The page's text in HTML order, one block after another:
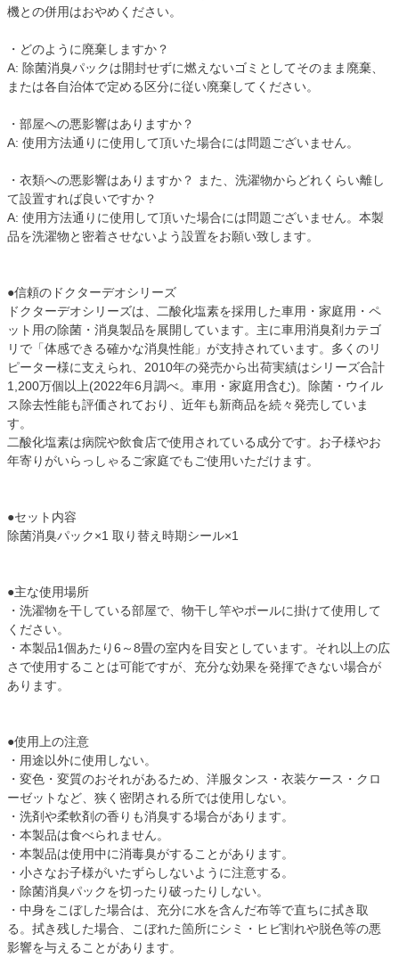
機との併用はおやめください。
・どのように廃棄しますか？
A: 除菌消臭パックは開封せずに燃えないゴミとしてそのまま廃棄、
または各自治体で定める区分に従い廃棄してください。
・部屋への悪影響はありますか？
A: 使用方法通りに使用して頂いた場合には問題ございません。
・衣類への悪影響はありますか？ また、洗濯物からどれくらい離し
て設置すれば良いですか？
A: 使用方法通りに使用して頂いた場合には問題ございません。本製
品を洗濯物と密着させないよう設置をお願い致します。
●信頼のドクターデオシリーズ
ドクターデオシリーズは、二酸化塩素を採用した車用・家庭用・ペ
ット用の除菌・消臭製品を展開しています。主に車用消臭剤カテゴ
リで「体感できる確かな消臭性能」が支持されています。多くのリ
ピーター様に支えられ、2010年の発売から出荷実績はシリーズ合計
1,200万個以上(2022年6月調べ。車用・家庭用含む)。除菌・ウイル
ス除去性能も評価されており、近年も新商品を続々発売していま
す。
二酸化塩素は病院や飲食店で使用されている成分です。お子様やお
年寄りがいらっしゃるご家庭でもご使用いただけます。
●セット内容
除菌消臭パック×1 取り替え時期シール×1
●主な使用場所
・洗濯物を干している部屋で、物干し竿やポールに掛けて使用して
ください。
・本製品1個あたり6～8畳の室内を目安としています。それ以上の広
さで使用することは可能ですが、充分な効果を発揮できない場合が
あります。
●使用上の注意
・用途以外に使用しない。
・変色・変質のおそれがあるため、洋服タンス・衣装ケース・クロ
ーゼットなど、狭く密閉される所では使用しない。
・洗剤や柔軟剤の香りも消臭する場合があります。
・本製品は食べられません。
・本製品は使用中に消毒臭がすることがあります。
・小さなお子様がいたずらしないように注意する。
・除菌消臭パックを切ったり破ったりしない。
・中身をこぼした場合は、充分に水を含んだ布等で直ちに拭き取
る。拭き残した場合、こぼれた箇所にシミ・ヒビ割れや脱色等の悪
影響を与えることがあります。